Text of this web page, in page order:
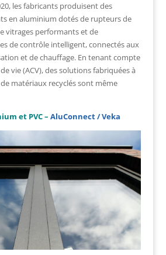
les fabricants produisent des
en aluminium dotés de rupteurs de
vitrages performants et de
de contrôle intelligent, connectés aux
et de chauffage. En tenant compte
vie (ACV), des solutions fabriquées à
matériaux recyclés sont même
et PVC – AluConnect / Veka